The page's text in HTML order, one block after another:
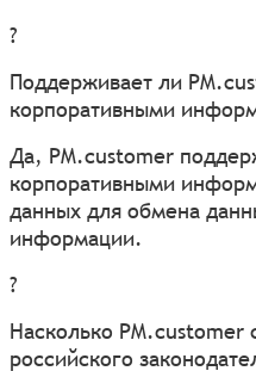
?
Поддерживает ли
корпоративными
Да, PM.customer
корпоративными
данных для обмена
информации.
?
Насколько PM.customer
российского